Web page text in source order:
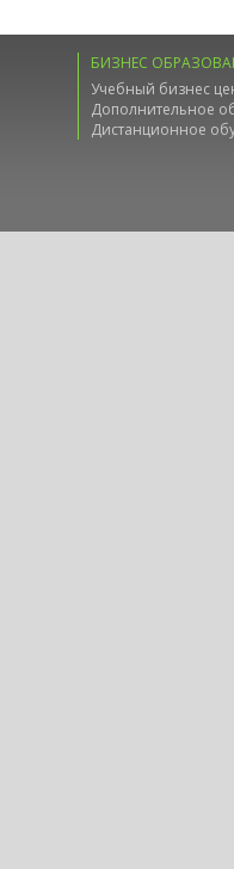
БИЗНЕС
Учебный бизнес
Дополнительное
Дистанционное